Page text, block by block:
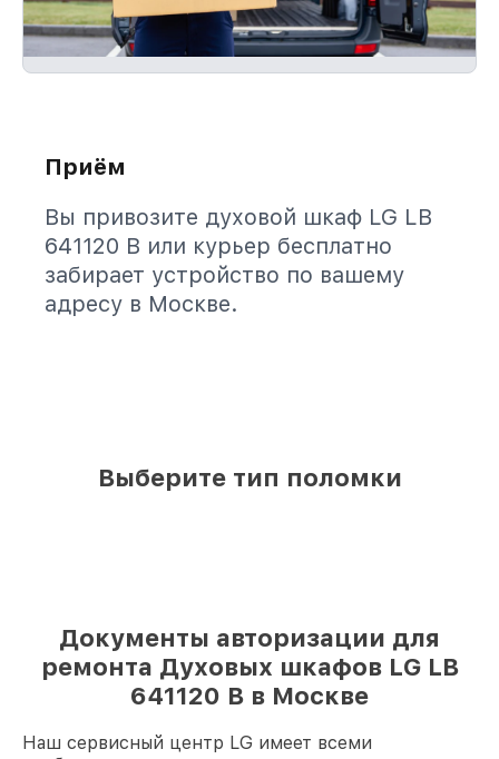
Приём
Вы привозите духовой шкаф LG LB
641120 B или курьер бесплатно
забирает устройство по вашему
адресу в Москве.
Выберите тип поломки
Документы авторизации для
ремонта Духовых шкафов LG LB
641120 B в Москве
Наш сервисный центр LG имеет всеми